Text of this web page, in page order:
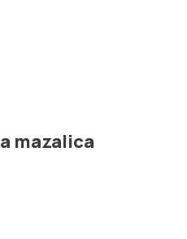
mazalica